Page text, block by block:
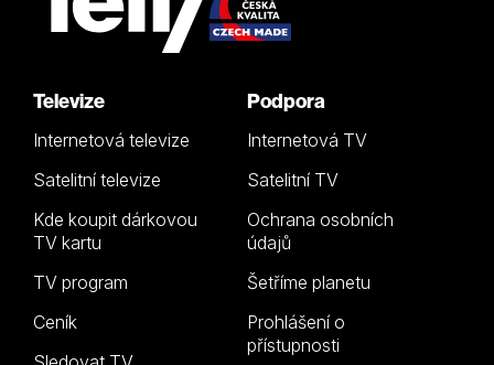
Televize
Internetová televize
Satelitní televize
Kde koupit dárkovou
TV kartu
TV program
Ceník
Podpora
Internetová TV
Satelitní TV
Ochrana osobních
údajů
Šetříme planetu
Prohlášení o
přístupnosti